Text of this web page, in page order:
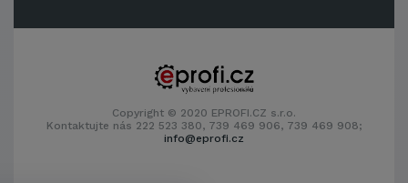
Copyright © 2020 EPROFI.CZ s.r.o.
Kontaktujte nás 222 523 380, 739 469 906, 739 469 908;
info@eprofi.cz